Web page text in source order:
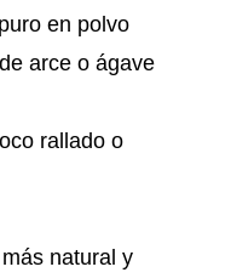
en polvo
arce o ágave
rallado o
natural y